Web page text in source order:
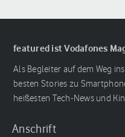
featured ist Vodafones
Als Begleiter auf dem Weg
besten Stories zu
heißesten Tech-News und
Anschrift